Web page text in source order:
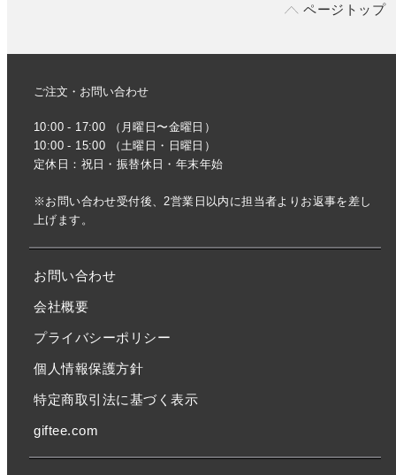
ページトップ
ご注文・お問い合わせ
10:00 - 17:00 （月曜日〜金曜日）
10:00 - 15:00 （土曜日・日曜日）
定休日：祝日・振替休日・年末年始
※お問い合わせ受付後、2営業日以内に担当者よりお返事を差し
上げます。
お問い合わせ
会社概要
プライバシーポリシー
個人情報保護方針
特定商取引法に基づく表示
giftee.com